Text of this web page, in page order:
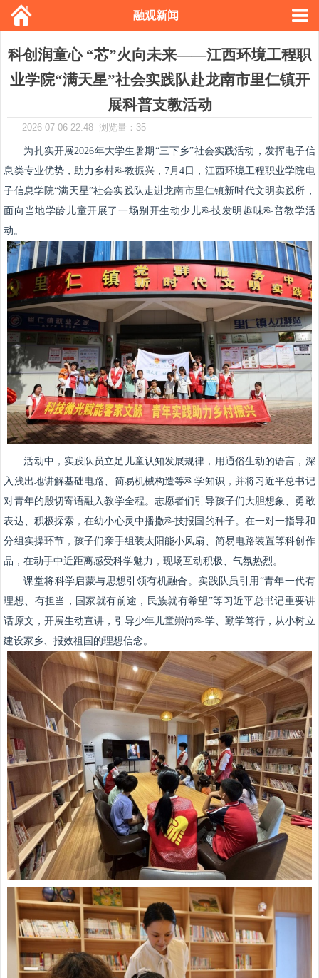
融观新闻
科创润童心 “芯”火向未来——江西环境工程职
业学院“满天星”社会实践队赴龙南市里仁镇开
展科普支教活动
2026-07-06 22:48 浏览量：35
为扎实开展2026年大学生暑期“三下乡”社会实践活动，发挥电子信
息类专业优势，助力乡村科教振兴，7月4日，江西环境工程职业学院电
子信息学院“满天星”社会实践队走进龙南市里仁镇新时代文明实践所，
面向当地学龄儿童开展了一场别开生动少儿科技发明趣味科普教学活
动。
活动中，实践队员立足儿童认知发展规律，用通俗生动的语言，深
入浅出地讲解基础电路、简易机械构造等科学知识，并将习近平总书记
对青年的殷切寄语融入教学全程。志愿者们引导孩子们大胆想象、勇敢
表达、积极探索，在幼小心灵中播撒科技报国的种子。在一对一指导和
分组实操环节，孩子们亲手组装太阳能小风扇、简易电路装置等科创作
品，在动手中近距离感受科学魅力，现场互动积极、气氛热烈。
课堂将科学启蒙与思想引领有机融合。实践队员引用“青年一代有
理想、有担当，国家就有前途，民族就有希望”等习近平总书记重要讲
话原文，开展生动宣讲，引导少年儿童崇尚科学、勤学笃行，从小树立
建设家乡、报效祖国的理想信念。